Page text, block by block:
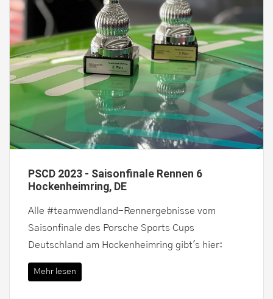
PSCD 2023 - Saisonfinale Rennen 6
Hockenheimring, DE
Alle #teamwendland-Rennergebnisse vom
Saisonfinale des Porsche Sports Cups
Deutschland am Hockenheimring gibt's hier:
Mehr lesen